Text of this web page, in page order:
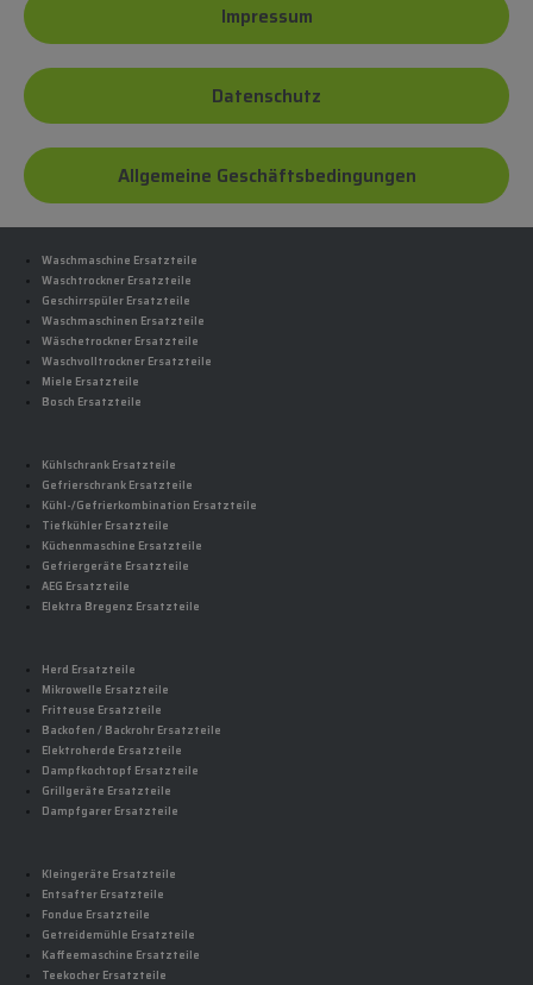
Impressum
Datenschutz
Allgemeine Geschäftsbedingungen
Waschmaschine Ersatzteile
Waschtrockner Ersatzteile
Geschirrspüler Ersatzteile
Waschmaschinen Ersatzteile
Wäschetrockner Ersatzteile
Waschvolltrockner Ersatzteile
Miele Ersatzteile
Bosch Ersatzteile
Kühlschrank Ersatzteile
Gefrierschrank Ersatzteile
Kühl-/Gefrierkombination Ersatzteile
Tiefkühler Ersatzteile
Küchenmaschine Ersatzteile
Gefriergeräte Ersatzteile
AEG Ersatzteile
Elektra Bregenz Ersatzteile
Herd Ersatzteile
Mikrowelle Ersatzteile
Fritteuse Ersatzteile
Backofen / Backrohr Ersatzteile
Elektroherde Ersatzteile
Dampfkochtopf Ersatzteile
Grillgeräte Ersatzteile
Dampfgarer Ersatzteile
Kleingeräte Ersatzteile
Entsafter Ersatzteile
Fondue Ersatzteile
Getreidemühle Ersatzteile
Kaffeemaschine Ersatzteile
Teekocher Ersatzteile